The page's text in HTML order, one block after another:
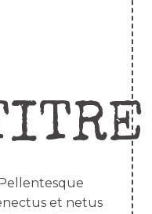
et netus